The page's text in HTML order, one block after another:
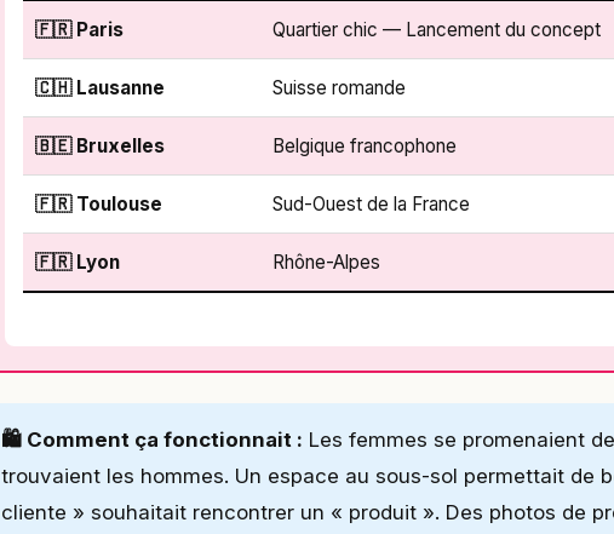
🇫🇷 Paris Quartier chic — Lancement du concept
🇨🇭 Lausanne Suisse romande
🇧🇪 Bruxelles Belgique francophone
🇫🇷 Toulouse Sud-Ouest de la France
🇫🇷 Lyon Rhône-Alpes
🛍️ Comment ça fonctionnait : Les femmes se promenaient
trouvaient les hommes. Un espace au sous-sol permettait de
cliente » souhaitait rencontrer un « produit ». Des photos de